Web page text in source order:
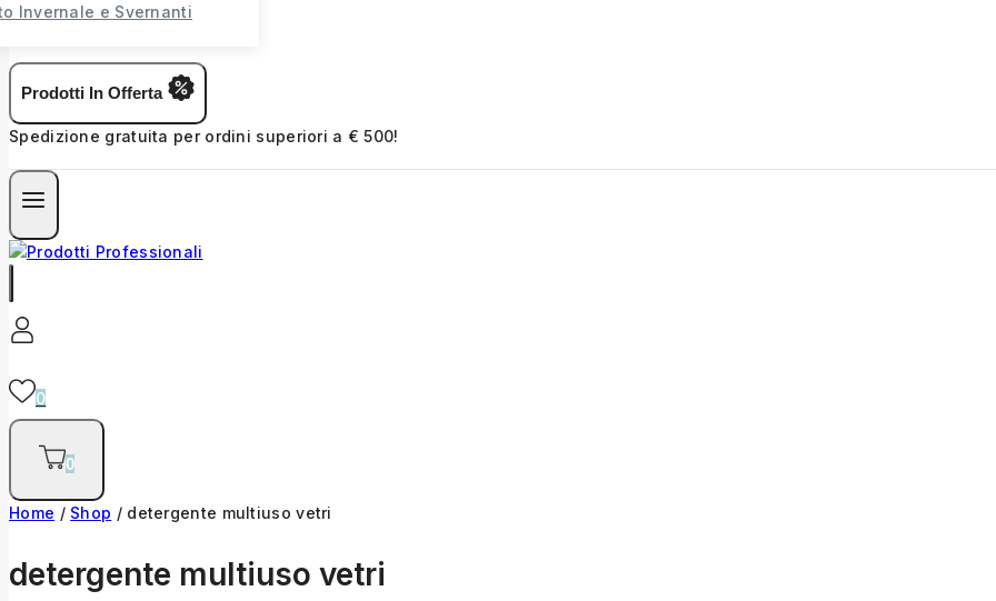
Invernale e Svernanti
Prodotti In Offerta
Spedizione gratuita per ordini superiori a € 500!
0
0
Home / Shop / detergente multiuso vetri
detergente multiuso vetri